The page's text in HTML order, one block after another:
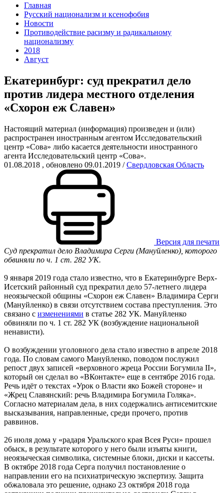
Главная
Русский национализм и ксенофобия
Новости
Противодействие расизму и радикальному
национализму
2018
Август
Екатеринбург: суд прекратил дело
против лидера местного отделения
«Схорон еж Славен»
Настоящий материал (информация) произведен и (или)
распространен иностранным агентом Исследовательский
центр «Сова» либо касается деятельности иностранного
агента Исследовательский центр «Сова».
01.08.2018 , обновлено 09.01.2019 /Свердловская Область
Версия для печати
Суд прекратил дело Владимира Серги (Мануйленко), которого
обвиняли по ч. 1 ст. 282 УК.
9 января 2019 года стало известно, что в Екатеринбурге Верх-
Исетский районный суд прекратил дело 57-летнего лидера
неоязыческой общины «Схорон еж Славен» Владимира Серги
(Мануйленко) в связи отсутствием состава преступления. Это
связано с изменениями в статье 282 УК. Мануйленко
обвиняли по ч. 1 ст. 282 УК (возбуждение национальной
ненависти).
О возбуждении уголовного дела стало известно в апреле 2018
года. По словам самого Мануйленко, поводом послужил
репост двух записей «верховного жреца России Богумила II»,
который он сделал во «ВКонтакте» еще в сентябре 2016 года.
Речь идёт о текстах «Урок о Власти яко Божей стороне» и
«Жрец Славянский: речь Владимира Богумила Голяка».
Согласно материалам дела, в них содержались антисемитские
высказывания, направленные, среди прочего, против
раввинов.
26 июля дома у «радаря Уральского края Всея Руси» прошел
обыск, в результате которого у него были изъяты книги,
неоязыческая символика, системные блоки, диски и кассеты.
В октябре 2018 года Серга получил постановление о
направлении его на психиатрическую экспертизу. Защита
обжаловала это решение, однако 23 октября 2018 года